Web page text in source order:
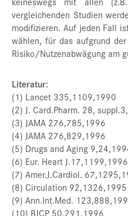
vergleichenden Studien
modifizieren. Auf jeden Fall
wählen, für das aufgrund der
Risiko/Nutzenabwägung am
Literatur:
(1) Lancet 335,1109,1990
(2) J. Card.Pharm. 28,
(3) JAMA 276,785,1996
(4) JAMA 276,829,1996
(5) Drugs and Aging
(6) Eur. Heart J.17,1199,1996
(7) Amer.J.Cardiol.
(8) Circulation 92,1326,1995
(9) Ann.Int.Med.
(10) BJCP 50,291,1996